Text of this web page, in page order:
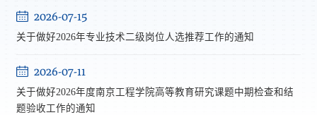
2026-07-15
关于做好2026年专业技术二级岗位人选推荐工作的通知
2026-07-11
关于做好2026年度南京工程学院高等教育研究课题中期检查和结
题验收工作的通知